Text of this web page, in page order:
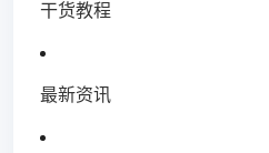
干货教程
最新资讯